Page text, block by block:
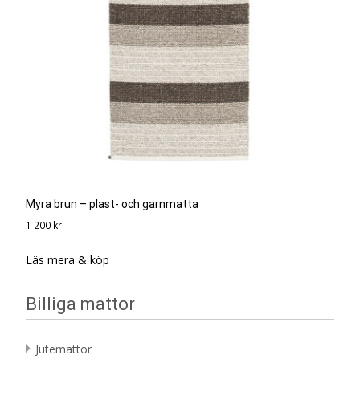
Myra brun – plast- och garnmatta
1 200 kr
Läs mera & köp
Billiga mattor
Jutemattor